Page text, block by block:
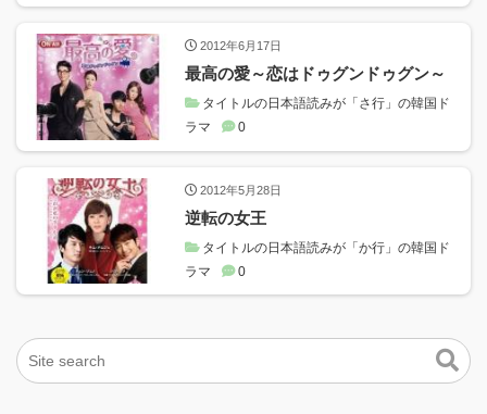
2012年6月17日
最高の愛～恋はドゥグンドゥグン～
タイトルの日本語読みが「さ行」の韓国ド
ラマ
0
2012年5月28日
逆転の女王
タイトルの日本語読みが「か行」の韓国ド
ラマ
0